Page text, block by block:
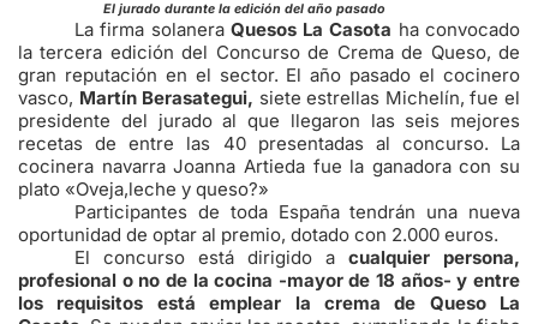
El jurado durante la edición del año pasado
La firma solaneraQuesos La Casota ha convocado
la tercera edición del Concurso de Crema de Queso, de
gran reputación en el sector. El año pasado el cocinero
vasco, Martín Berasategui, siete estrellas Michelín, fue el
presidente del jurado al que llegaron las seis mejores
recetas de entre las 40 presentadas al concurso. La
cocinera navarra Joanna Artieda fue la ganadora con su
plato «Oveja,leche y queso?»
Participantes de toda España tendrán una nueva
oportunidad de optar al premio, dotado con 2.000 euros.
El concurso está dirigido a cualquier persona,
profesional o no de la cocina -mayor de 18 años- y entre
los requisitos está emplear la crema de Queso La